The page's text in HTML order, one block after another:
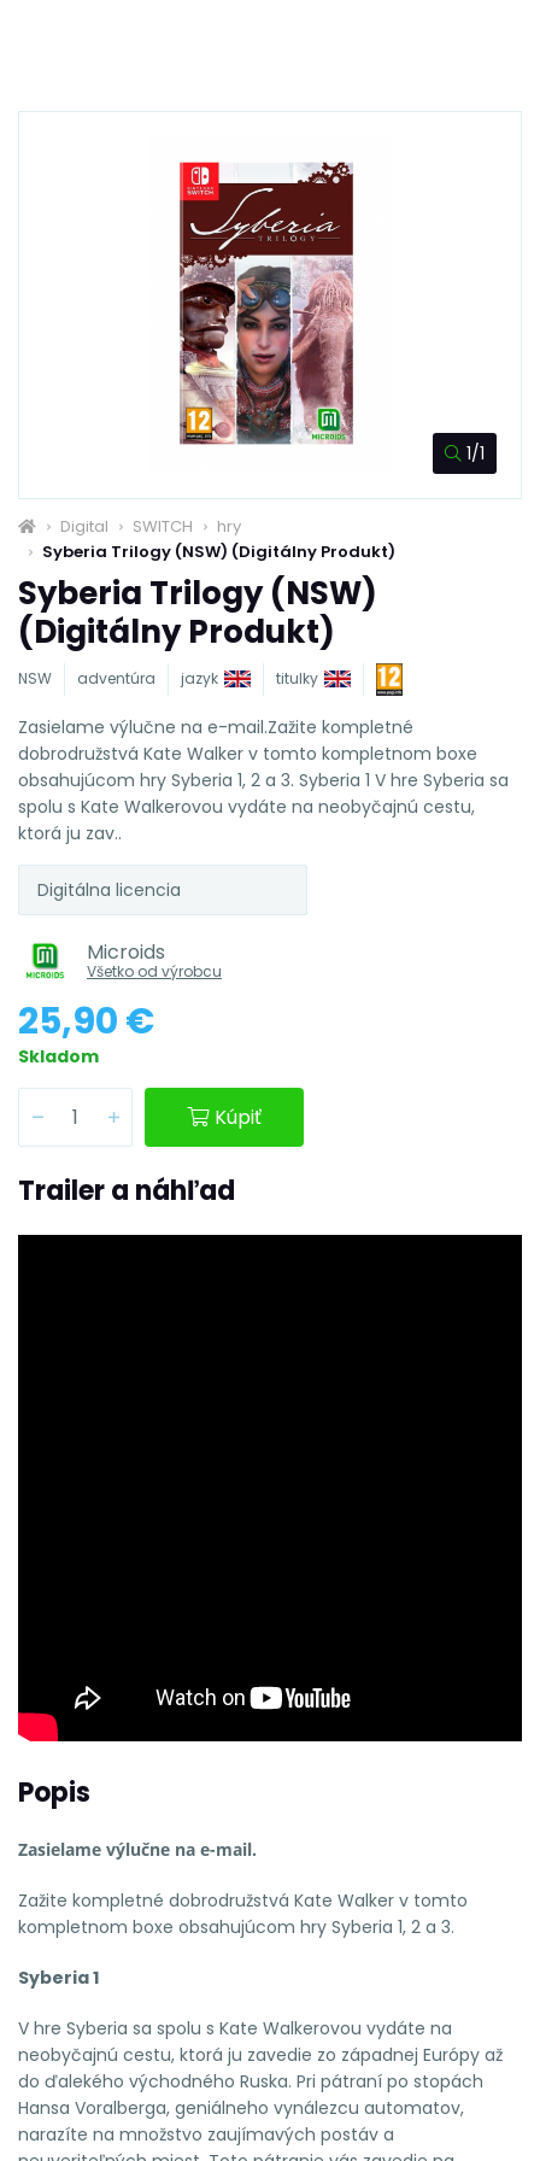
1/1
Digital SWITCH
hry
Syberia Trilogy (NSW) (Digitálny Produkt)
Syberia Trilogy (NSW)
(Digitálny Produkt)
NSW adventúra jazyk titulky
Zasielame výlučne na e-mail.Zažite kompletné
dobrodružstvá Kate Walker v tomto kompletnom boxe
obsahujúcom hry Syberia 1, 2 a 3. Syberia 1 V hre Syberia sa
spolu s Kate Walkerovou vydáte na neobyčajnú cestu,
ktorá ju zav..
Digitálna licencia
Microids
Všetko od výrobcu
25,90 €
Skladom
Kúpiť
Trailer a náhľad
Popis
Zasielame výlučne na e-mail.
Zažite kompletné dobrodružstvá Kate Walker v tomto
kompletnom boxe obsahujúcom hry Syberia 1, 2 a 3.
Syberia 1
V hre Syberia sa spolu s Kate Walkerovou vydáte na
neobyčajnú cestu, ktorá ju zavedie zo západnej Európy až
do ďalekého východného Ruska. Pri pátraní po stopách
Hansa Voralberga, geniálneho vynálezcu automatov,
narazíte na množstvo zaujímavých postáv a